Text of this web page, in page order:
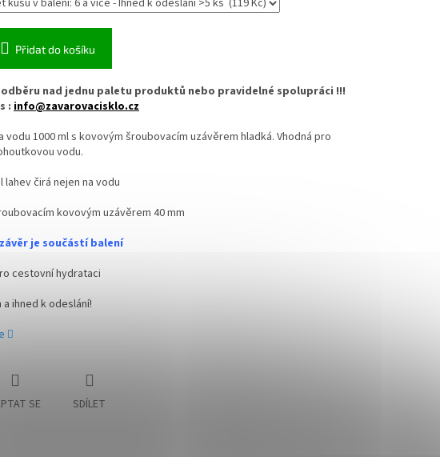
Přidat do košíku
nad jednu paletu produktů nebo pravidelné spolupráci !!!
: info@zavarovacisklo.cz
vodu 1000 ml s kovovým šroubovacím uzávěrem hladká. Vhodná pro
vodu.
lahev čirá nejen na vodu
kovovým uzávěrem 40 mm
je součástí balení
cestovní hydrataci
ihned k odeslání!
SE SDÍLET